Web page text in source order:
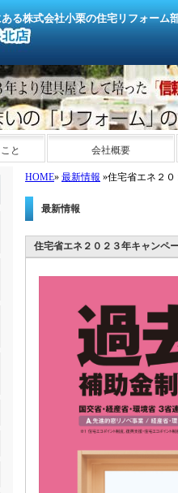
る株式会社小栗の住宅リフォーム
と 会社概要
HOME» 最新情報 »住宅省エネ２０
最新情報
住宅省エネ２０２３年キャンペー